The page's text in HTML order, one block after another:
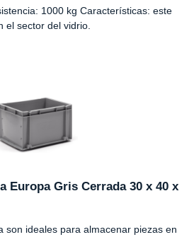
1000 kg Características: este
el sector del vidrio.
Europa Gris Cerrada 30 x 40 x
son ideales para almacenar piezas en